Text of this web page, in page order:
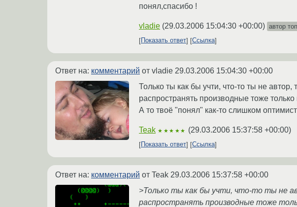
понял,спасибо !
vladie (29.03.2006 15:04:30 +00:00) автор
Показать ответ
Ссылка
Ответ на: комментарий от vladie 29.03.2006 15:04:30 +00:00
Только ты как бы учти, что-то ты не
распространять производные тоже
А то твоё "понял" как-то слишком
Teak ★★★★★ (29.03.2006 15:37:58 +00:00)
Показать ответ Ссылка
Ответ на: комментарий от Teak 29.03.2006 15:37:58 +00:00
>Только ты как бы учти, что-то ты не
распространять производные тоже